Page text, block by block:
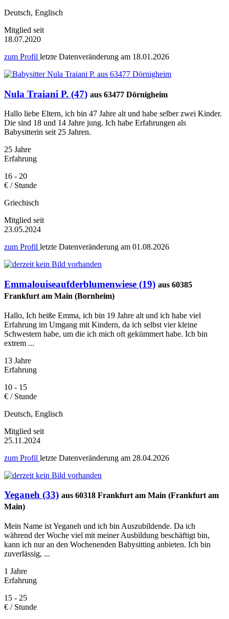
Deutsch, Englisch
Mitglied seit
18.07.2020
zum Profil letzte Datenveränderung am 18.01.2026
Nula Traiani P. (47) aus 63477 Dörnigheim
Hallo liebe Eltern, ich bin 47 Jahre alt und habe selber zwei Kinder.
Die sind 18 und 14 Jahre jung. Ich habe Erfahrungen als
Babysitterin seit 25 Jahren.
25 Jahre
Erfahrung
16 - 20
€ / Stunde
Griechisch
Mitglied seit
23.05.2024
zum Profil letzte Datenveränderung am 01.08.2026
Emmalouiseaufderblumenwiese (19) aus 60385
Frankfurt am Main (Bornheim)
Hallo, Ich heiße Emma, ich bin 19 Jahre alt und ich habe viel
Erfahrung im Umgang mit Kindern, da ich selbst vier kleine
Schwestern habe, um die ich mich oft gekümmert habe. Ich bin
extrem ...
13 Jahre
Erfahrung
10 - 15
€ / Stunde
Deutsch, Englisch
Mitglied seit
25.11.2024
zum Profil letzte Datenveränderung am 28.04.2026
Yeganeh (33) aus 60318 Frankfurt am Main (Frankfurt am
Main)
Mein Name ist Yeganeh und ich bin Auszubildende. Da ich
während der Woche viel mit meiner Ausbildung beschäftigt bin,
kann ich nur an den Wochenenden Babysitting anbieten. Ich bin
zuverlässig, ...
1 Jahre
Erfahrung
15 - 25
€ / Stunde